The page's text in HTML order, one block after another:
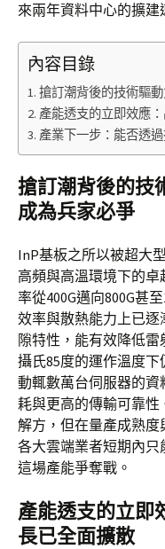
來兩年資料中心的擴建
內容目錄
搶訂潮背後的技術驅
產能透支的立即效應
產業下一步：能否透
搶訂潮背後的技
成為兵家必爭
InP基板之所以被超大
高頻與高溫環境下的
率從400G邁向800G甚
效率與散熱能力上已
隙特性，能有效降低
攝氏85度的運作溫度
動輒數萬台伺服器的
耗與更高的傳輸可靠
解方，但在量產成熟
各大雲端業者短期內
這場產能爭奪戰。
產能透支的立即
長已全面擴散